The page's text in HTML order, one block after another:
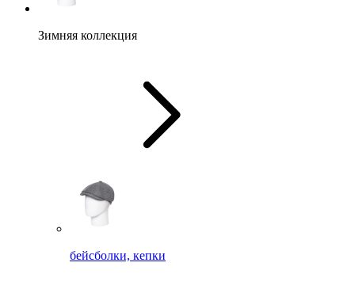
Зимняя коллекция
бейсболки, кепки